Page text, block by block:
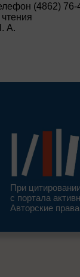
(4862) 76-
А.
При
с портала
Авторские